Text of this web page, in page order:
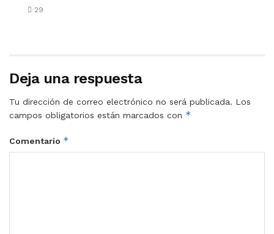
29
Deja una respuesta
Tu dirección de correo electrónico no será publicada. Los
campos obligatorios están marcados con *
Comentario *